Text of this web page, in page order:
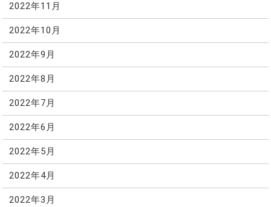
2022年11月
2022年10月
2022年9月
2022年8月
2022年7月
2022年6月
2022年5月
2022年4月
2022年3月